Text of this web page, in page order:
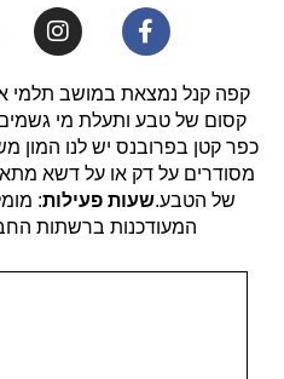
קפה קנל נמצאת במושב תלמי
קסום של טבע ותעלת מי גשמים
כפר קטן בפרובנס יש לנו המון
מסודרים על דק או על דשא
של הטבע.שעות פעילות:
המעודכנות ברשתות